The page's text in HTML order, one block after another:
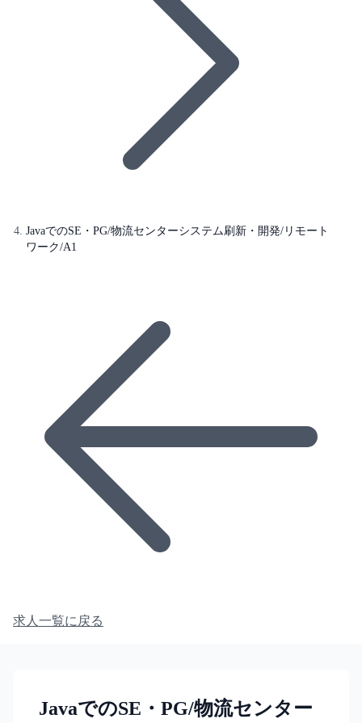
JavaでのSE・PG/物流センターシステム刷新・開発/リモート
ワーク/A1
求人一覧に戻る
JavaでのSE・PG/物流センター